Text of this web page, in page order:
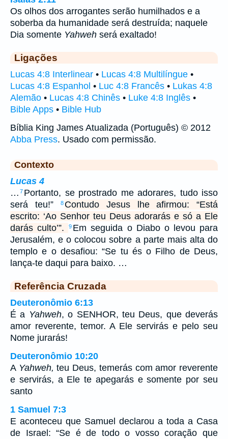
Os olhos dos arrogantes serão humilhados e a
soberba da humanidade será destruída; naquele
Dia somente Yahweh será exaltado!
Ligações
Lucas 4:8 Interlinear • Lucas 4:8 Multilíngue •
Lucas 4:8 Espanhol • Luc 4:8 Francês • Lukas 4:8
Alemão • Lucas 4:8 Chinês • Luke 4:8 Inglês •
Bible Apps • Bible Hub
Bíblia King James Atualizada (Português) © 2012
Abba Press. Usado com permissão.
Contexto
Lucas 4
… 7 Portanto, se prostrado me adorares, tudo isso
será teu!”
8 Contudo Jesus lhe afirmou: “Está
escrito: ‘Ao Senhor teu Deus adorarás e só a Ele
darás culto’”.
9 Em seguida o Diabo o levou para
Jerusalém, e o colocou sobre a parte mais alta do
templo e o desafiou: “Se tu és o Filho de Deus,
lança-te daqui para baixo. …
Referência Cruzada
Deuteronômio 6:13
É a Yahweh, o SENHOR, teu Deus, que deverás
amor reverente, temor. A Ele servirás e pelo seu
Nome jurarás!
Deuteronômio 10:20
A Yahweh, teu Deus, temerás com amor reverente
e servirás, a Ele te apegarás e somente por seu
santo
1 Samuel 7:3
E aconteceu que Samuel declarou a toda a Casa
de Israel: “Se é de todo o vosso coração que